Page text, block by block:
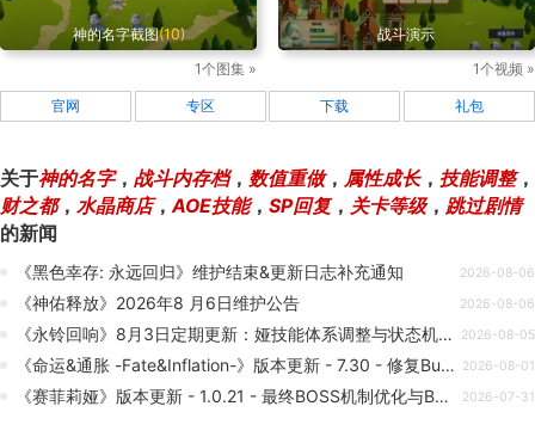
神的名字截图(10)
1个图集 »
战斗演示
1个视频 »
官网 专区 下载 礼包
关于神的名字， 战斗内存档， 数值重做， 属性成长， 技能调整，
财之都， 水晶商店，AOE技能， SP回复， 关卡等级， 跳过剧情
的新闻
《黑色幸存: 永远回归》维护结束&更新日志补充通知 2026-08-06
《神佑释放》2026年8 月6日维护公告 2026-08-06
《永铃回响》8月3日定期更新：娅技能体系调整与状态机制优化 2026-08-05
《命运&通胀 -Fate&Inflation-》版本更新 - 7.30 - 修复Bug与敌人技能调整 2026-08-01
《赛菲莉娅》版本更新 - 1.0.21 - 最终BOSS机制优化与Bug修复 2026-07-31